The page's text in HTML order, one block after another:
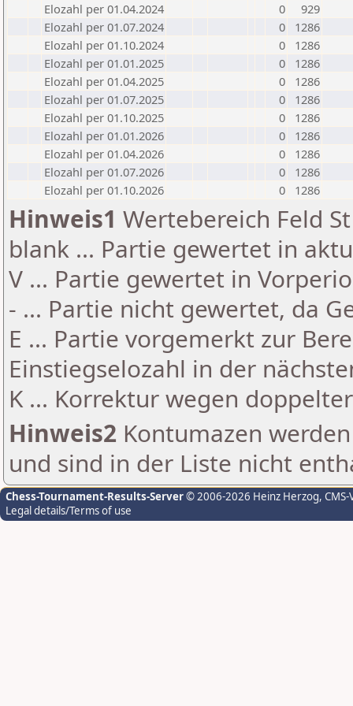
Elozahl per 01.04.2024
0
929
Elozahl per 01.07.2024
0
1286
Elozahl per 01.10.2024
0
1286
Elozahl per 01.01.2025
0
1286
Elozahl per 01.04.2025
0
1286
Elozahl per 01.07.2025
0
1286
Elozahl per 01.10.2025
0
1286
Elozahl per 01.01.2026
0
1286
Elozahl per 01.04.2026
0
1286
Elozahl per 01.07.2026
0
1286
Elozahl per 01.10.2026
0 1286
Hinweis1 Wertebereich Feld
blank ... Partie gewertet in
V ... Partie gewertet in
- ... Partie nicht gewertet, da
E ... Partie vorgemerkt zur
Einstiegselozahl in der
K ... Korrektur wegen
Hinweis2 Kontumazen
und sind in der Liste nicht
Chess-Tournament-Results-Server© 2006-2026 Heinz Herzog,
Legal details/Terms of use